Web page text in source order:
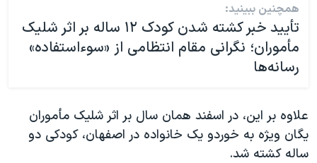
همچنین ببینید:
تأیید خبر کشته شدن کودک ۱۲ ساله بر اثر شلیک
مأموران؛ نگرانی مقام انتظامی از «سوءاستفاده»
رسانه‌ها
علاوه بر این، در اسفند همان سال بر اثر شلیک مأموران
یگان ویژه به خوردو یک خانواده در اصفهان، کودکی دو
ساله کشته شد.